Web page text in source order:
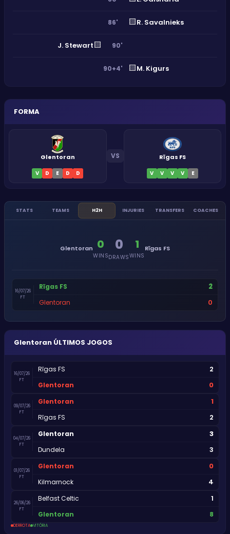
86' 🟨R. Savalnieks
J. Stewart🟨 90'
90+4' 🟨M. Kigurs
FORMA
Glentoran
V D E D D
VS Rīgas FS
V V V V E
STATS TEAMS H2H INJURIES TRANSFERS COACHES
Glentoran 0
WINS
0
DRAWS
1
WINS
Rīgas FS
16/07/26
FT
Rīgas FS 2
Glentoran 0
Glentoran ÚLTIMOS JOGOS
16/07/26
FT
Rīgas FS 2
Glentoran 0
09/07/26
FT
Glentoran 1
Rīgas FS 2
04/07/26
FT
Glentoran 3
Dundela 3
01/07/26
FT
Glentoran 0
Kilmarnock 4
26/06/26
FT
Belfast Celtic 1
Glentoran 8
DERROTA VITÓRIA